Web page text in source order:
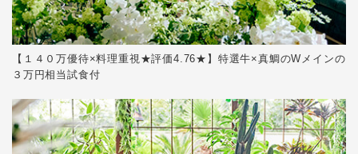
【１４０万優待×料理重視★評価4.76★】特選牛×真鯛のWメインの
３万円相当試食付